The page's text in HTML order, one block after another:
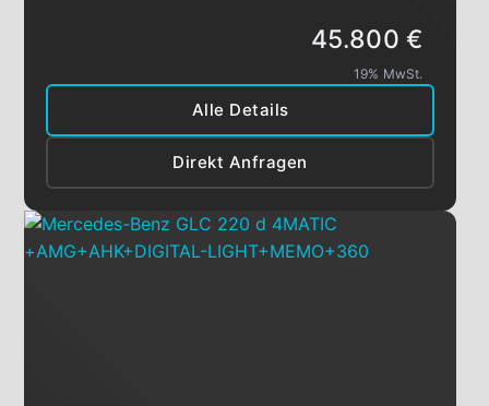
Alle Details
Direkt Anfragen
45.800 €
19% MwSt.